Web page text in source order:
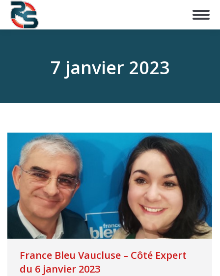
7 janvier 2023
France Bleu Vaucluse – Côté Expert
du 6 janvier 2023